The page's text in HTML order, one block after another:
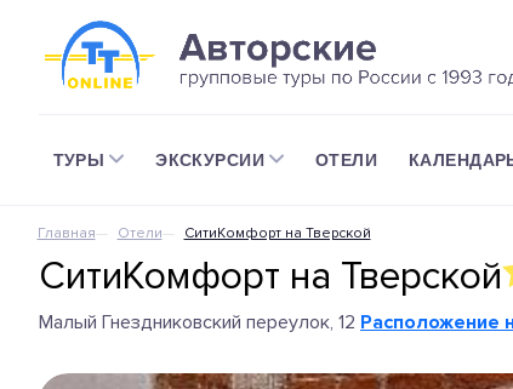
ТУРЫ ЭКСКУРСИИ ОТЕЛИ
Главная Отели СитиКомфорт на Тверской
СитиКомфорт на Тверской
Малый Гнездниковский переулок, 12 Расположение